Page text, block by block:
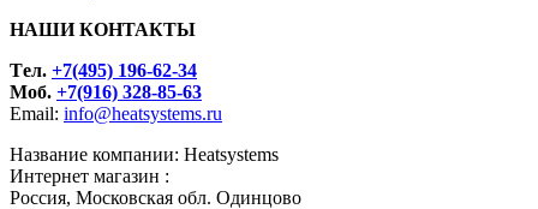
НАШИ КОНТАКТЫ
Tел. +7(495) 196-62-34
Моб. +7(916) 328-85-63
Email: info@heatsystems.ru
Название компании: Heatsystems
Интернет магазин :
Россия, Московская обл. Одинцово